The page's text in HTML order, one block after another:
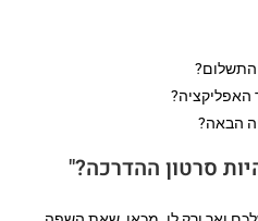
התשלום?
האפליקציה?
הבאה?